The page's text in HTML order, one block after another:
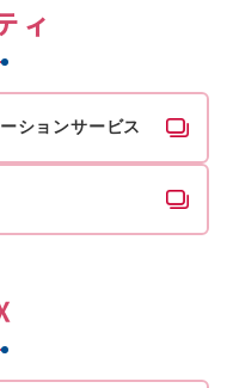
ィ
ションサービス